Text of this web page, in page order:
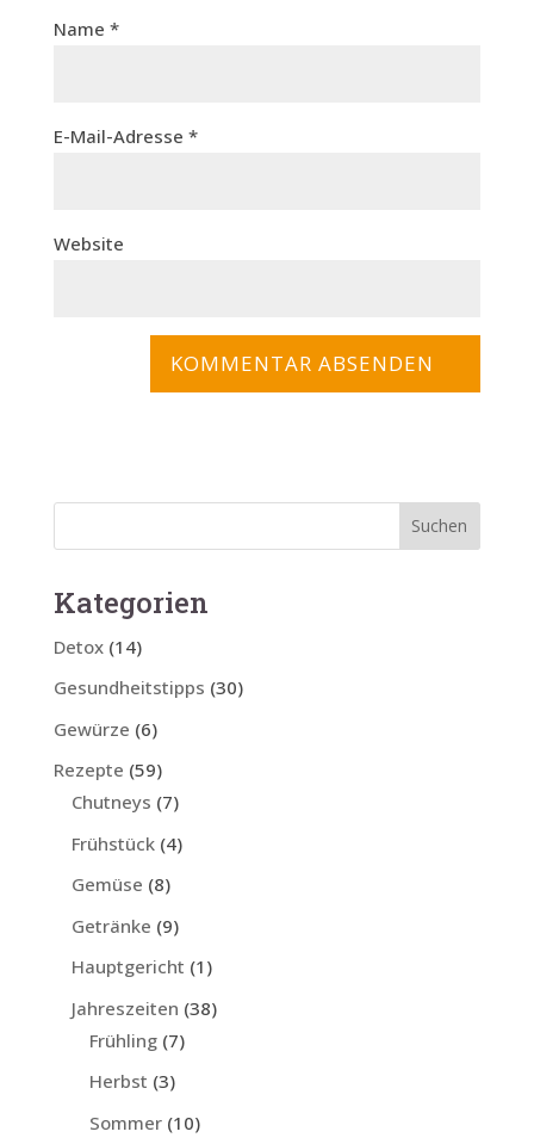
Name *
E-Mail-Adresse *
Website
Kategorien
Detox(14)
Gesundheitstipps (30)
Gewürze (6)
Rezepte (59)
Chutneys (7)
Frühstück(4)
Gemüse (8)
Getränke (9)
Hauptgericht (1)
Jahreszeiten (38)
Frühling(7)
Herbst (3)
Sommer(10)